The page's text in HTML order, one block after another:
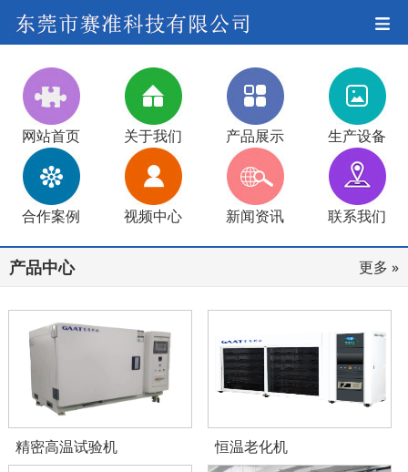
网站首页 关于我们 产品展示 生产设备
合作案例 视频中心 新闻资讯 联系我们
产品中心 更多 »
精密高温试验机 恒温老化机